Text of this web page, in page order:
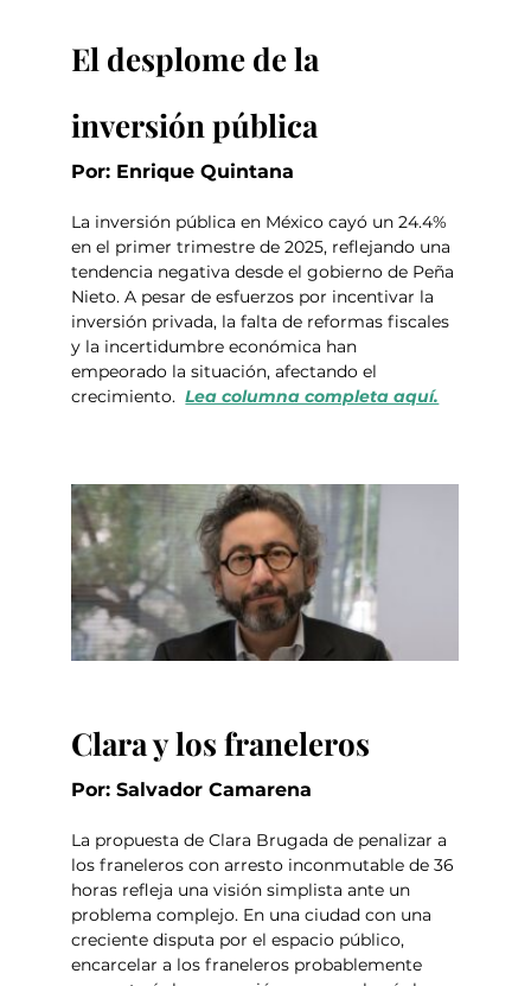
El desplome de la
inversión pública
Por: Enrique Quintana
La inversión pública en México cayó un 24.4%
en el primer trimestre de 2025, reflejando una
tendencia negativa desde el gobierno de Peña
Nieto. A pesar de esfuerzos por incentivar la
inversión privada, la falta de reformas fiscales
y la incertidumbre económica han
empeorado la situación, afectando el
crecimiento. Lea columna completa aquí.
Clara y los franeleros
Por: Salvador Camarena
La propuesta de Clara Brugada de penalizar a
los franeleros con arresto inconmutable de 36
horas refleja una visión simplista ante un
problema complejo. En una ciudad con una
creciente disputa por el espacio público,
encarcelar a los franeleros probablemente